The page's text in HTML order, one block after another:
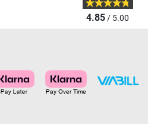
4.85/ 5.00